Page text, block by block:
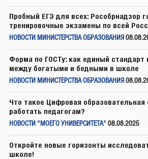
Пробный ЕГЭ для всех: Рособрнадзор
тренировочные экзамены по всей
НОВОСТИ МИНИСТЕРСТВА ОБРАЗОВАНИЯ
Форма по ГОСТу: как единый стандарт
между богатыми и бедными в школе
НОВОСТИ МИНИСТЕРСТВА ОБРАЗОВАНИЯ
Что такое Цифровая образовательная
работать педагогам?
НОВОСТИ "МОЕГО УНИВЕРСИТЕТА" 08.08.2025
Откройте новые горизонты
школе!